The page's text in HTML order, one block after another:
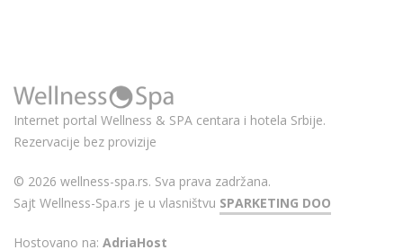
Internet portal Wellness & SPA centara i hotela Srbije.
Rezervacije bez provizije
© 2026 wellness-spa.rs. Sva prava zadržana.
Sajt Wellness-Spa.rs je u vlasništvu SPARKETING DOO
Hostovano na: AdriaHost